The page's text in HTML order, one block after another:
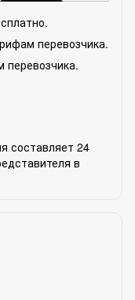
перевозчика.
перевозчика.
составляет 24
в